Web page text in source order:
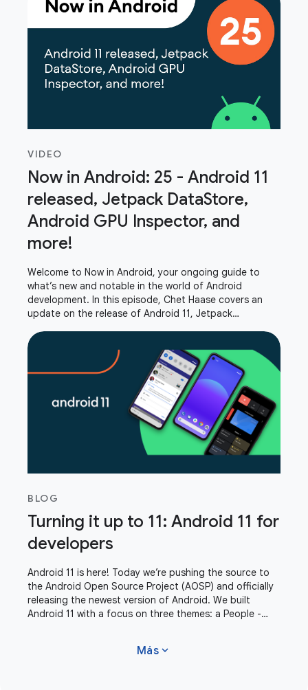
VIDEO
Now in Android: 25 - Android 11
released, Jetpack DataStore,
Android GPU Inspector, and
more!
Welcome to Now in Android, your ongoing guide to
what’s new and notable in the world of Android
development. In this episode, Chet Haase covers an
update on the release of Android 11, Jetpack
and
BLOG
Turning it up to 11: Android 11 for
developers
Android 11 is here! Today we’re pushing the source to
the Android Open Source Project (AOSP) and officially
releasing the newest version of Android. We built
Android 11 with a focus on three themes: a People -
Más expand_more